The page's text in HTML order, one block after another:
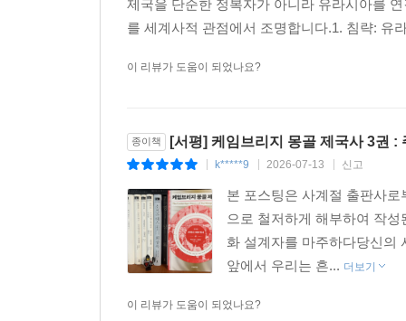
차가다이 울루스(1260~1678)는 둔황에서 부하
아니라 중국 문명, 이슬람 문명, 가톨릭 문화, 정교
한편 몽골은 영토가 아니라 인구(그리고 가축의
재능을 유형 재화로 여겨 제국 전역으로 보냈다.
그리고 대부분의 유럽 등 제국 외부 세계에까지 모
주요 내용
제3권 지역사·외부 역사는 몽골인들이 간접적
제국을 단순한 정복자가 아니라 유라시아를
를 세계사적 관점에서 조명합니다.1. 침략: 유
이 리뷰가 도움이 되었나요?
종이책 [서평] 케임브리지 몽골 제국사 3권
k*****9 2026-07-13 신고
본 포스팅은 사계절 출판사
으로 철저하게 해부하여 작
화 설계자를 마주하다당신의
앞에서 우리는 흔... 더보기
이 리뷰가 도움이 되었나요?